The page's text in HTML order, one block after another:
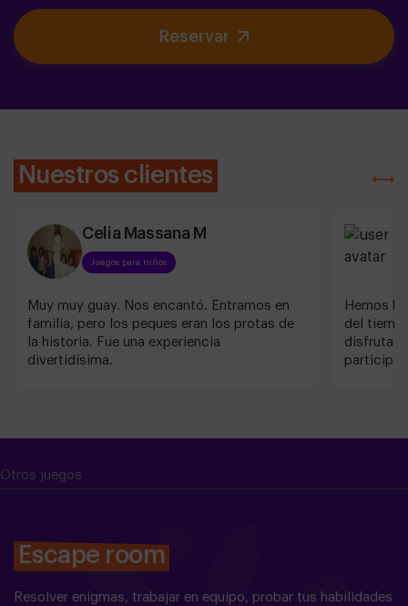
Reservar
Nuestros clientes
Celia Massana M
Juegos para niños
Muy muy guay. Nos encantó. Entramos en
familia, pero los peques eran los protas de
la historia. Fue una experiencia
divertidísima.
Hemos
del
participar
Otros juegos
Escape room
Resolver enigmas, trabajar en equipo, probar tus habilidades